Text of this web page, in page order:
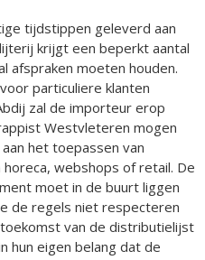
tijdstippen geleverd aan
krijgt een beperkt aantal
afspraken moeten houden.
particuliere klanten
zal de importeur erop
Westvleteren mogen
het toepassen van
webshops of retail. De
moet in de buurt liggen
de regels niet respecteren
van de distributielijst
hun eigen belang dat de